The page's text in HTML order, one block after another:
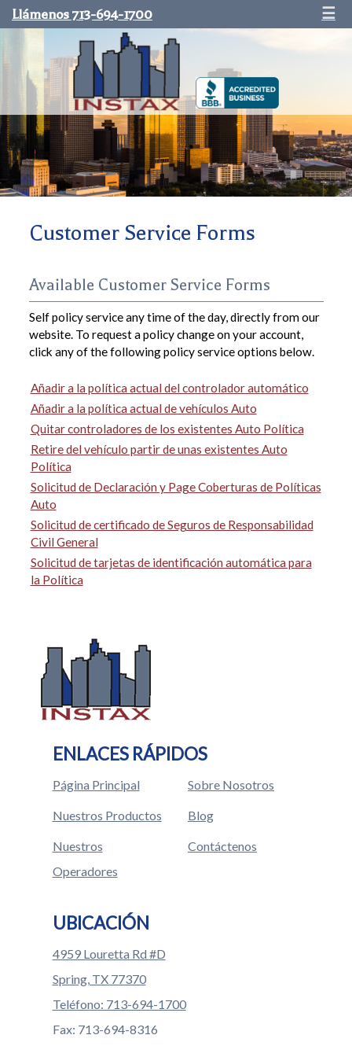
Llámenos 713-694-1700 ☰
Customer Service Forms
Available Customer Service Forms
Self policy service any time of the day, directly from our
website. To request a policy change on your account,
click any of the following policy service options below.
Añadir a la política actual del controlador automático
Añadir a la política actual de vehículos Auto
Quitar controladores de los existentes Auto Política
Retire del vehículo partir de unas existentes Auto
Política
Solicitud de Declaración y Page Coberturas de Políticas
Auto
Solicitud de certificado de Seguros de Responsabilidad
Civil General
Solicitud de tarjetas de identificación automática para
la Política
ENLACES RÁPIDOS
Página Principal
Nuestros Productos
Nuestros
Operadores
Sobre Nosotros
Blog
Contáctenos
UBICACIÓN
4959 Louretta Rd #D
Spring, TX 77370
Teléfono: 713-694-1700
Fax: 713-694-8316